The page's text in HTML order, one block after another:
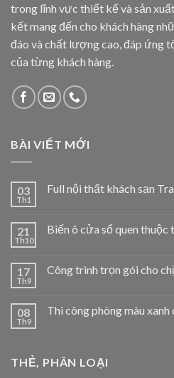
trong lĩnh vực thiết kế và sản
kết mang đến cho khách hàng
đáo và chất lượng cao, đáp ứng
của từng khách hàng.
BÀI VIẾT MỚI
03
Th1
Full nội thất khách sạn
21
Th10
Biến ô cửa sổ quen
17
Th9
Công trình trọn gói cho
08
Th9
Thi công phòng màu xanh
THẺ, PHÂN LOẠI